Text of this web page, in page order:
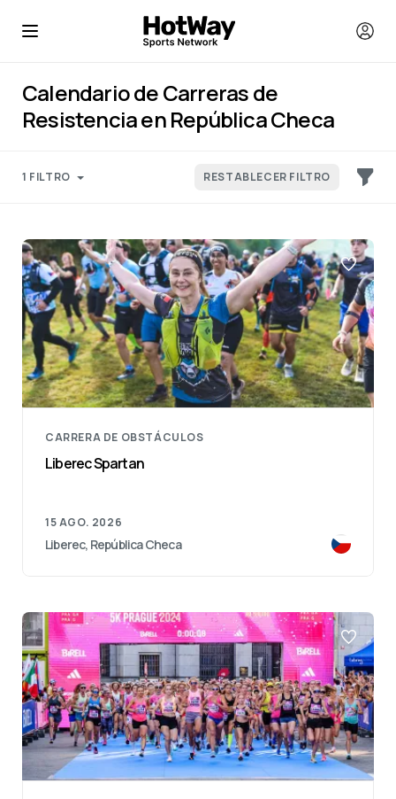
Calendario de Carreras de
Resistencia en República Checa
1 FILTRO RESTABLECER FILTRO
CARRERA DE OBSTÁCULOS
Liberec Spartan
15 AGO. 2026
Liberec, República Checa